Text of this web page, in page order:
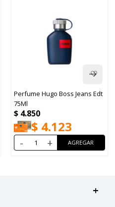
Perfume Hugo Boss Jeans Edt
75Ml
$ 4.850
$ 4.123
- +